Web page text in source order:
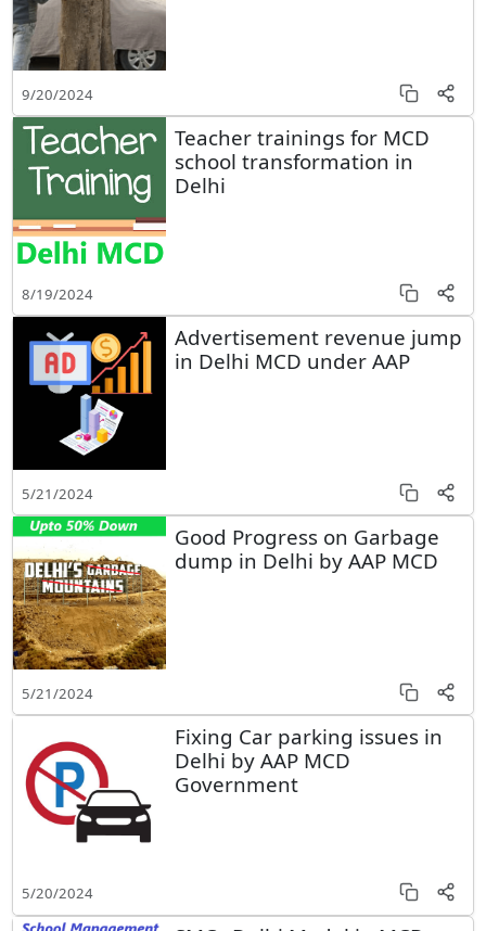
9/20/2024
Teacher trainings for MCD
school transformation in
Delhi
8/19/2024
Advertisement revenue jump
in Delhi MCD under AAP
5/21/2024
Good Progress on Garbage
dump in Delhi by AAP MCD
5/21/2024
Fixing Car parking issues in
Delhi by AAP MCD
Government
5/20/2024